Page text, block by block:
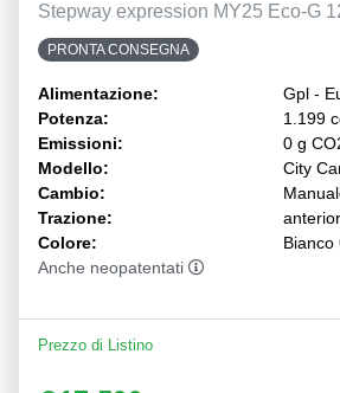
Stepway expression MY25 Eco-G
PRONTA CONSEGNA
Alimentazione:
Gpl -
Potenza:
1.199
Emissioni:
0 g
Modello:
City
Cambio:
Trazione:
Colore:
Bianco
Anche neopatentati
Prezzo di Listino